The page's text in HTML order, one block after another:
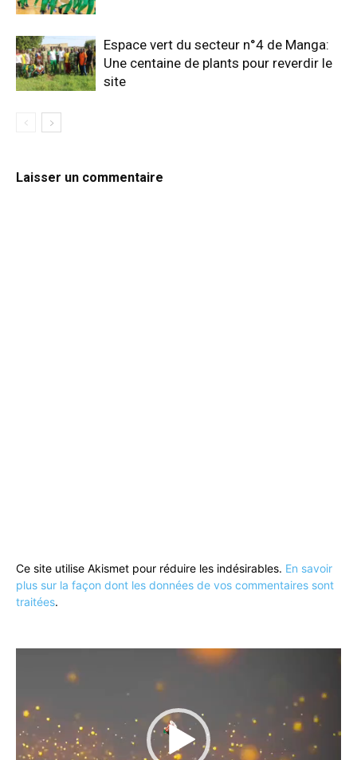
Espace vert du secteur n°4 de Manga:
Une centaine de plants pour reverdir le
site
Laisser un commentaire
Ce site utilise Akismet pour réduire les indésirables. En savoir
plus sur la façon dont les données de vos commentaires sont
traitées.